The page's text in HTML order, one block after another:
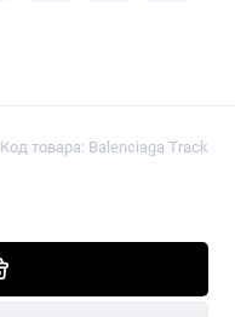
Код товара: Balenciaga Track